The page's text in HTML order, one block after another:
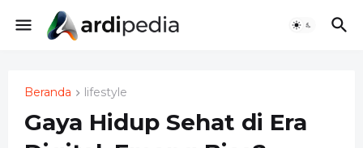
Beranda lifestyle
Gaya Hidup Sehat di Era